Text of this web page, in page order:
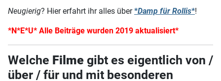
Neugierig? Hier erfahrt ihr alles über *Damp für Rollis*!
*N*E*U* Alle Beiträge wurden 2019 aktualisiert*
Welche Filme gibt es eigentlich von /
über / für und mit besonderen